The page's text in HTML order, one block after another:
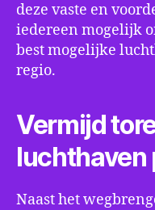
deze vaste en
iedereen mogelijk
best mogelijke
regio.
Vermijd
luchthaven
Naast het